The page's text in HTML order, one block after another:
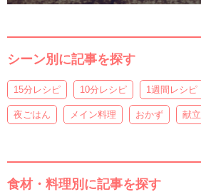
シーン別に記事を探す
15分レシピ 10分レシピ 1週間レシピ
夜ごはん メイン料理 おかず 献立
食材・料理別に記事を探す